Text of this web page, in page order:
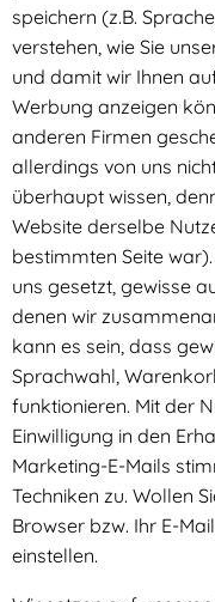
speichern (z.B.
verstehen, wie Sie
und damit wir Ihnen
Werbung anzeigen
anderen Firmen
allerdings von uns
überhaupt wissen,
Website derselbe
bestimmten Seite
uns gesetzt, gewisse
denen wir
kann es sein, dass
Sprachwahl,
funktionieren. Mit der
Einwilligung in den
Marketing-E-Mails
Techniken zu. Wollen
Browser bzw. Ihr E-
einstellen.